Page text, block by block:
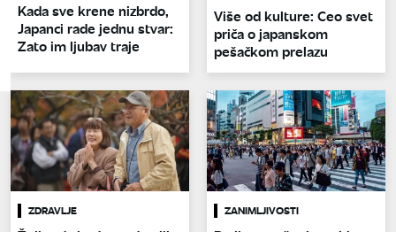
Kada sve krene nizbrdo,
Japanci rade jednu stvar:
Zato im ljubav traje
Više od kulture: Ceo svet
priča o japanskom
pešačkom prelazu
ZDRAVLJE ZANIMLJIVOSTI